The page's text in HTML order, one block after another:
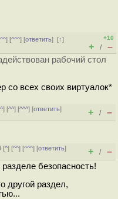
^^] [^^^] [ответить][↑]
+10
+ / –
рабочий стол
со всех своих виртуалок*
^] [^^] [^^^] [ответить]
+ / –
[^] [^^] [^^^] [ответить]
+ / –
безопасность!
другой раздел,